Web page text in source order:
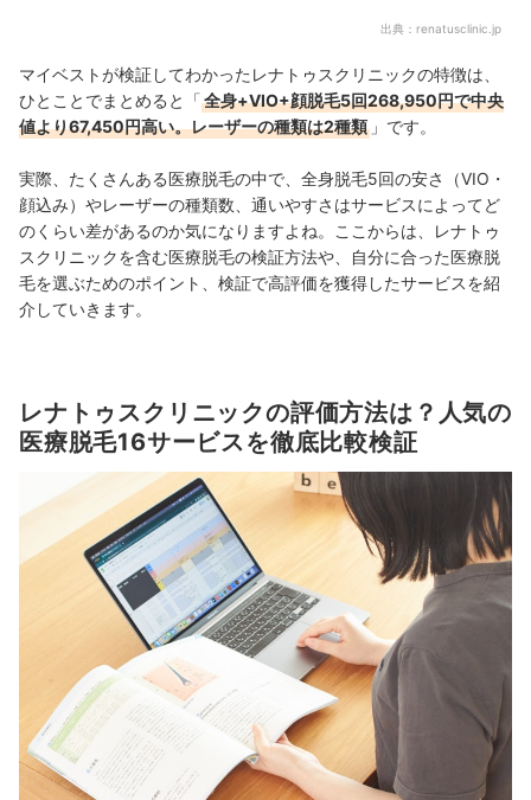
出典： renatusclinic.jp
マイベストが検証してわかったレナトゥスクリニックの特徴は、
ひとことでまとめると「全身+VIO+顔脱毛5回268,950円で中央
値より67,450円高い。レーザーの種類は2種類 」です。
実際、たくさんある医療脱毛の中で、全身脱毛5回の安さ（VIO・
顔込み）やレーザーの種類数、通いやすさはサービスによってど
のくらい差があるのか気になりますよね。ここからは、レナトゥ
スクリニックを含む医療脱毛の検証方法や、自分に合った医療脱
毛を選ぶためのポイント、検証で高評価を獲得したサービスを紹
介していきます。
レナトゥスクリニックの評価方法は？人気の
医療脱毛16サービスを徹底比較検証